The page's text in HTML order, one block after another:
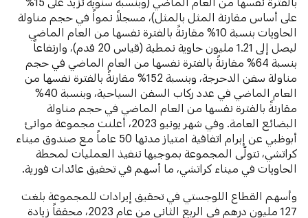
على أساس مقارنة المثل بالمثل)، مسجلاً نمواً في حجم مناولة
الحاويات بنسبة 10% مقارنةً بالفترة نفسها من العام الماضي
ليصل إلى 1.21 مليون حاوية نمطية (قياس 20 قدم)، وارتفاعاً
بنسبة 64% مقارنةً بالفترة نفسها من العام الماضي في حجم
مناولة سفن الدحرجة، وبنسبة 152% مقارنةً بالفترة نفسها من
العام الماضي في عدد ركاب السفن السياحية، وبنسبة 40%
مقارنةً بالفترة نفسها من العام الماضي في حجم مناولة
البضائع العامة. وفي شهر يونيو 2023، أعلنت مجموعة موانئ
أبوظبي عن إبرام اتفاقية امتياز مدتها 50 عاماً مع صندوق ميناء
كراتشي، تتولّى المجموعة بموجبها تنفيذ العمليات لمحطة
الحاويات في ميناء كراتشي، ما أسهم في تحقيق عائدات فورية.
وأسهم القطاع اللوجستي في تحقيق إيرادات للمجموعة بلغت
127 مليون درهم في الربع الثاني من عام 2023، محققاً زيادة